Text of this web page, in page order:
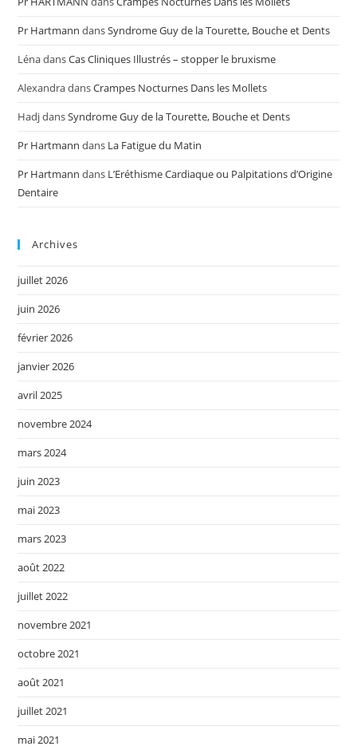
Pr Hartmann dansSyndrome Guy de la Tourette, Bouche et Dents
LénadansCas Cliniques Illustrés – stopper le bruxisme
AlexandradansCrampes Nocturnes Dans les Mollets
HadjdansSyndrome Guy de la Tourette, Bouche et Dents
Pr Hartmann dans La Fatigue du Matin
Pr Hartmann dans L’Eréthisme Cardiaque ou Palpitations d’Origine
Dentaire
Archives
juillet 2026
juin 2026
février 2026
janvier 2026
avril 2025
novembre 2024
mars 2024
juin 2023
mai 2023
mars 2023
août 2022
juillet 2022
novembre 2021
octobre 2021
août 2021
juillet 2021
mai 2021